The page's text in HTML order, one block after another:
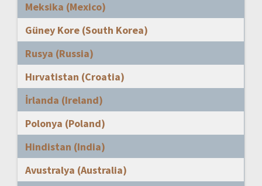
Meksika (Mexico)
Güney Kore (South Korea)
Rusya (Russia)
Hırvatistan (Croatia)
İrlanda (Ireland)
Polonya (Poland)
Hindistan (India)
Avustralya (Australia)